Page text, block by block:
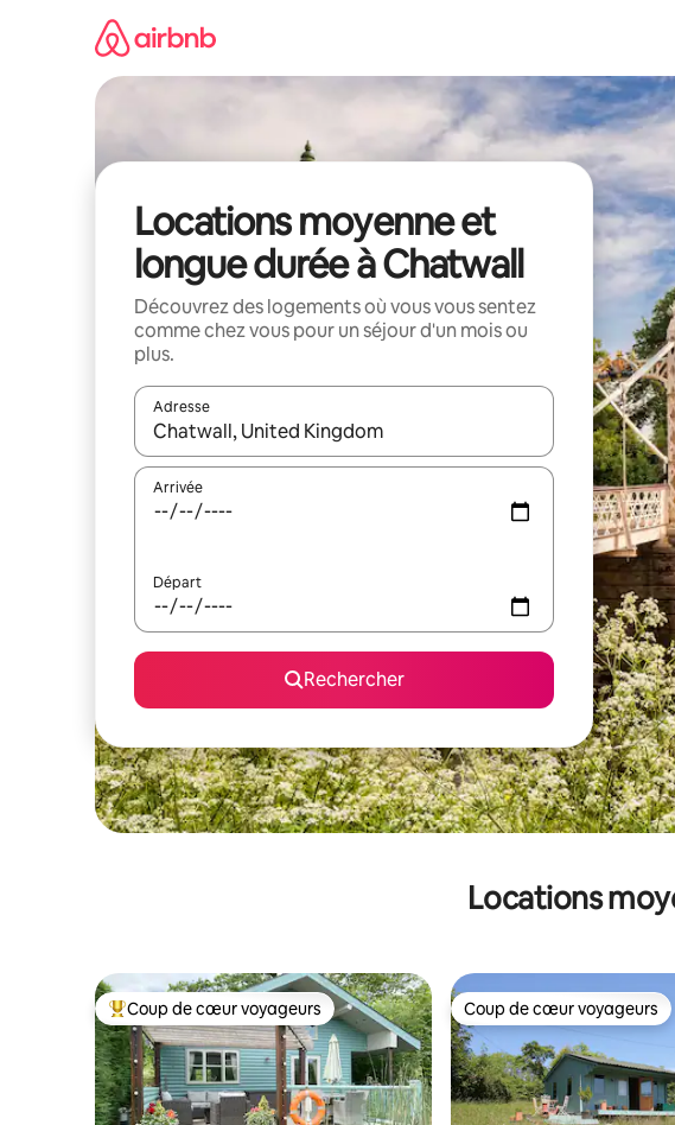
Locations moyenne et
longue durée à Chatwall
Découvrez des logements où vous vous sentez
comme chez vous pour un séjour d'un mois ou
plus.
Adresse
Lorsque les résultats s'affichent, utilisez les flèches vers le haut et
Arrivée
Départ
Rechercher
Locations
Coups de cœur voyageurs les plus appréciés
Coup de cœur voyageurs Coup de cœur voyageurs
Coup de cœur voyageurs